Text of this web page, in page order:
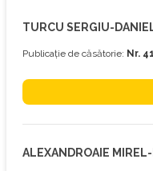
TURCU SERGIU-
Publicație de căsătorie: Nr.
ALEXANDROAIE